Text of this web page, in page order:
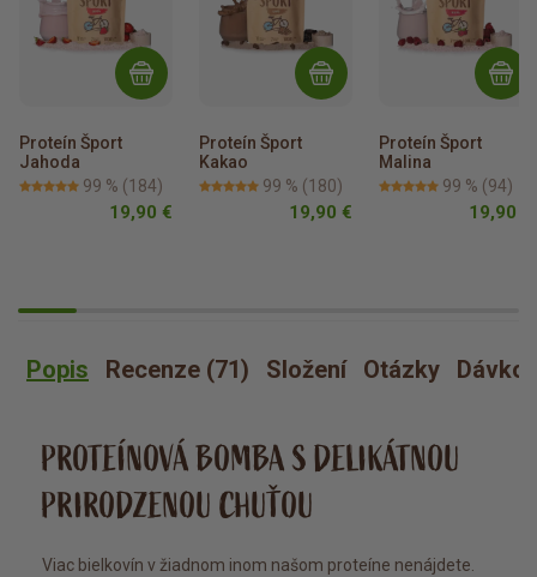
Proteín Šport
Jahoda
99 % (184)
19,90 €
Proteín Šport
Kakao
99 % (180)
19,90 €
Proteín Šport
Malina
99 % (94)
19,90 €
Popis Recenze (71) Složení Otázky
PROTEÍNOVÁ BOMBA S DELIKÁTNOU
PRIRODZENOU CHUŤOU
Viac bielkovín v žiadnom inom našom proteíne nenájdete.